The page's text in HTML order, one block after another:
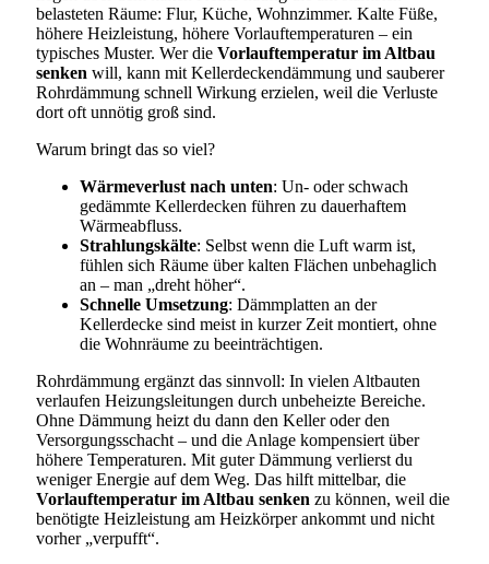
belasteten Räume: Flur, Küche, Wohnzimmer. Kalte Füße,
höhere Heizleistung, höhere Vorlauftemperaturen – ein
typisches Muster. Wer die Vorlauftemperatur im Altbau
senken will, kann mit Kellerdeckendämmung und sauberer
Rohrdämmung schnell Wirkung erzielen, weil die Verluste
dort oft unnötig groß sind.
Warum bringt das so viel?
Wärmeverlust nach unten: Un- oder schwach
gedämmte Kellerdecken führen zu dauerhaftem
Wärmeabfluss.
Strahlungskälte: Selbst wenn die Luft warm ist,
fühlen sich Räume über kalten Flächen unbehaglich
an – man „dreht höher“.
Schnelle Umsetzung: Dämmplatten an der
Kellerdecke sind meist in kurzer Zeit montiert, ohne
die Wohnräume zu beeinträchtigen.
Rohrdämmung ergänzt das sinnvoll: In vielen Altbauten
verlaufen Heizungsleitungen durch unbeheizte Bereiche.
Ohne Dämmung heizt du dann den Keller oder den
Versorgungsschacht – und die Anlage kompensiert über
höhere Temperaturen. Mit guter Dämmung verlierst du
weniger Energie auf dem Weg. Das hilft mittelbar, die
Vorlauftemperatur im Altbau senken zu können, weil die
benötigte Heizleistung am Heizkörper ankommt und nicht
vorher „verpufft“.